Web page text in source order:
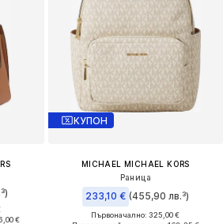
€
КУПОН
MICHAEL MICHAEL KORS
Раница
233,10 € (455,90 лв.³)
Първоначално: 325,00 €